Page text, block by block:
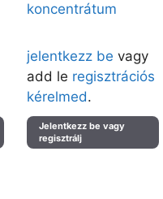
koncentrátum
jelentkezz be vagy
add le regisztrációs
kérelmed.
Jelentkezz be vagy
regisztrálj